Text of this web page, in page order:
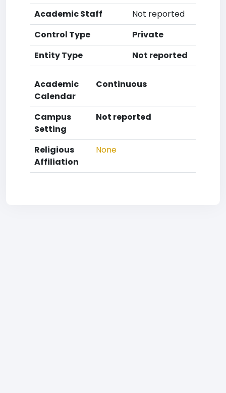
Academic Staff
Not reported
Control Type
Private
Entity Type
Not reported
Academic
Calendar
Continuous
Campus
Setting
Not reported
Religious
Affiliation
None